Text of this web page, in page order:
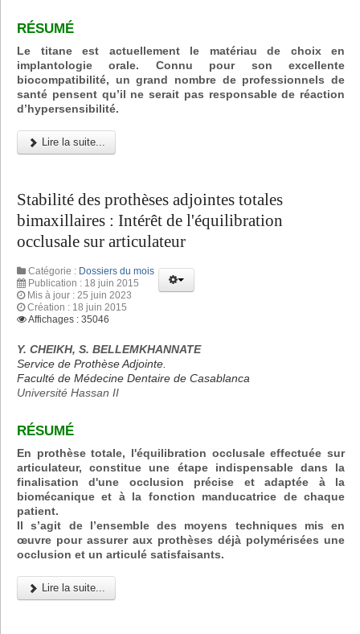
RÉSUMÉ
Le titane est actuellement le matériau de choix en
implantologie orale. Connu pour son excellente
biocompatibilité, un grand nombre de professionnels de
santé pensent qu’il ne serait pas responsable de réaction
d’hypersensibilité.
Lire la suite...
Stabilité des prothèses adjointes totales
bimaxillaires : Intérêt de l'équilibration
occlusale sur articulateur
Catégorie : Dossiers du mois
Publication : 18 juin 2015
Mis à jour : 25 juin 2023
Création : 18 juin 2015
Affichages : 35046
Y. CHEIKH, S. BELLEMKHANNATE
Service de Prothèse Adjointe.
Faculté de Médecine Dentaire de Casablanca
Université Hassan II
RÉSUMÉ
En prothèse totale, l'équilibration occlusale effectuée sur
articulateur, constitue une étape indispensable dans la
finalisation d'une occlusion précise et adaptée à la
biomécanique et à la fonction manducatrice de chaque
patient.
Il s’agit de l’ensemble des moyens techniques mis en
œuvre pour assurer aux prothèses déjà polymérisées une
occlusion et un articulé satisfaisants.
Lire la suite...